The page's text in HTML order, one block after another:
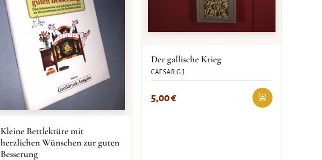
Kleine Bettlektüre mit
herzlichen Wünschen zur guten
Besserung
Der gallische Krieg
CAESAR G.J.
5,00€